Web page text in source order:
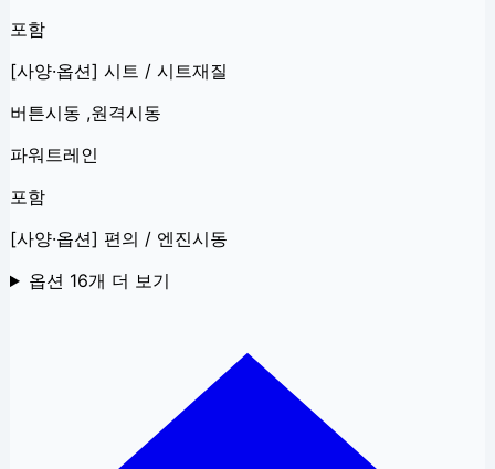
포함
[사양·옵션] 시트 / 시트재질
버튼시동 ,원격시동
파워트레인
포함
[사양·옵션] 편의 / 엔진시동
옵션 16개 더 보기